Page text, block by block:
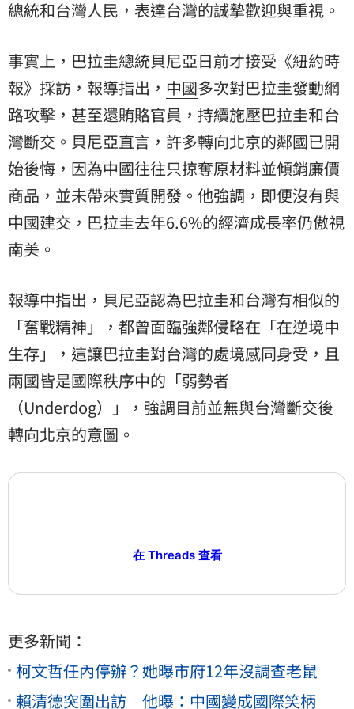
總統和台灣人民，表達台灣的誠摯歡迎與重視。
事實上，巴拉圭總統貝尼亞日前才接受《紐約時
報》採訪，報導指出， 中國多次對巴拉圭發動網
路攻擊，甚至還賄賂官員，持續施壓巴拉圭和台
灣斷交。貝尼亞直言，許多轉向北京的鄰國已開
始後悔，因為中國往往只掠奪原材料並傾銷廉價
商品，並未帶來實質開發。他強調，即便沒有與
中國建交，巴拉圭去年6.6%的經濟成長率仍傲視
南美。
報導中指出，貝尼亞認為巴拉圭和台灣有相似的
「奮戰精神」，都曾面臨強鄰侵略在「在逆境中
生存」，這讓巴拉圭對台灣的處境感同身受，且
兩國皆是國際秩序中的「弱勢者
（Underdog）」，強調目前並無與台灣斷交後
轉向北京的意圖。
在 Threads 查看
更多新聞：
柯文哲任內停辦？她曝市府12年沒調查老鼠
賴清德突圍出訪 他曝：中國變成國際笑柄